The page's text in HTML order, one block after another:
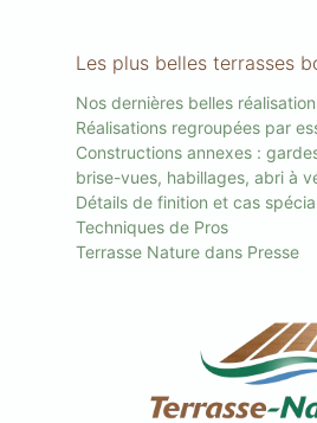
Les plus belles terrasses
Nos dernières belles
Réalisations regroupées par
Constructions annexes :
brise-vues, habillages, abri à
Détails de finition et cas
Techniques de Pros
Terrasse Nature dans Presse